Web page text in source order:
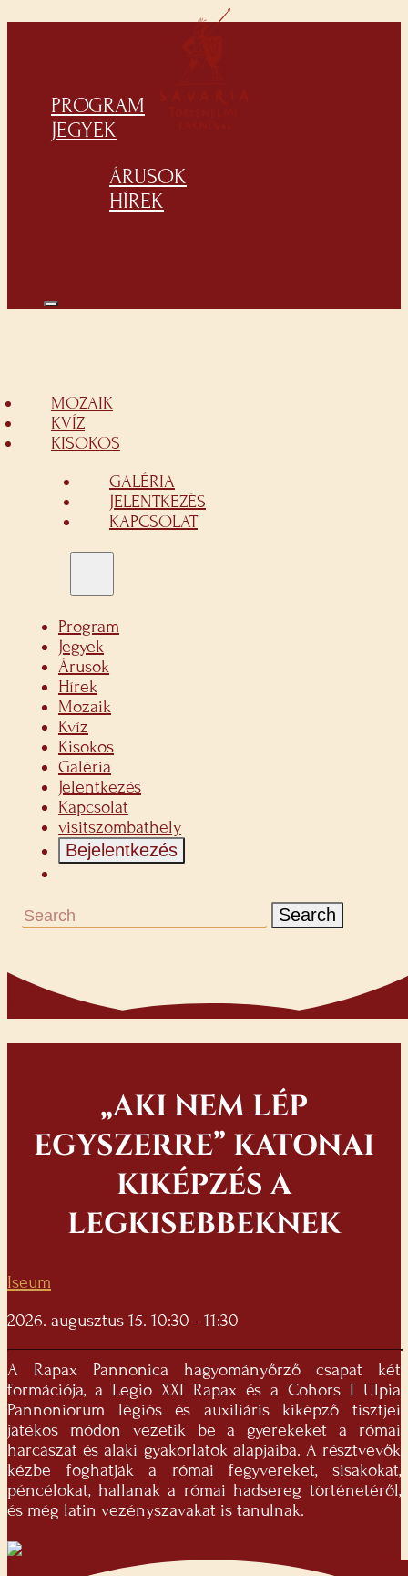
PROGRAM
JEGYEK
ÁRUSOK
HÍREK
MOZAIK
KVÍZ
KISOKOS
GALÉRIA
JELENTKEZÉS
KAPCSOLAT
Program
Jegyek
Árusok
Hírek
Mozaik
Kvíz
Kisokos
Galéria
Jelentkezés
Kapcsolat
visitszombathely
Bejelentkezés
Search
„AKI NEM LÉP
EGYSZERRE” KATONAI
KIKÉPZÉS A
LEGKISEBBEKNEK
Iseum
2026. augusztus 15. 10:30 - 11:30
A Rapax Pannonica hagyományőrző csapat két
formációja, a Legio XXI Rapax és a Cohors I Ulpia
Pannoniorum légiós és auxiliáris kiképző tisztjei
játékos módon vezetik be a gyerekeket a római
harcászat és alaki gyakorlatok alapjaiba. A résztvevők
kézbe foghatják a római fegyvereket, sisakokat,
péncélokat, hallanak a római hadsereg történetéről,
és még latin vezényszavakat is tanulnak.